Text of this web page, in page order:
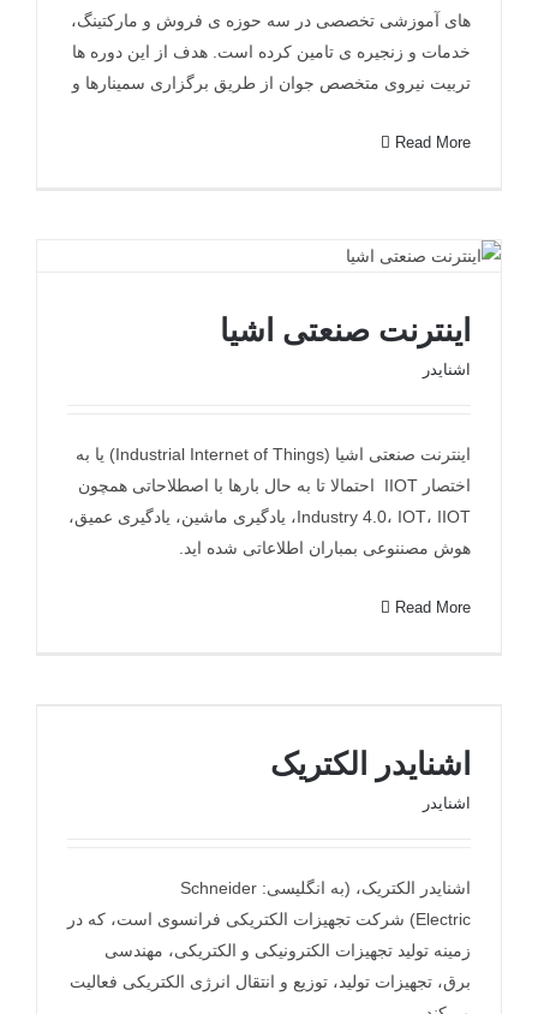
های آموزشی تخصصی در سه حوزه ی فروش و مارکتینگ،
خدمات و زنجیره ی تامین کرده است. هدف از این دوره ها
تربیت نیروی متخصص جوان از طریق برگزاری سمینارها و
Read More
اینترنت صنعتی اشیا
اینترنت صنعتی اشیا
اشنایدر
اینترنت صنعتی اشیا (Industrial Internet of Things) یا به
اختصار IIOT احتمالا تا به حال بارها با اصطلاحاتی همچون
Industry 4.0، IOT، IIOT، یادگیری ماشین، یادگیری عمیق،
هوش مصننوعی بمباران اطلاعاتی شده اید.
Read More
اشنایدر الکتریک
اشنایدر
اشنایدر الکتریک، (به انگلیسی: Schneider
Electric) شرکت تجهیزات الکتریکی فرانسوی است، که در
زمینه تولید تجهیزات الکترونیکی و الکتریکی، مهندسی
برق، تجهیزات تولید، توزیع و انتقال انرژی الکتریکی فعالیت